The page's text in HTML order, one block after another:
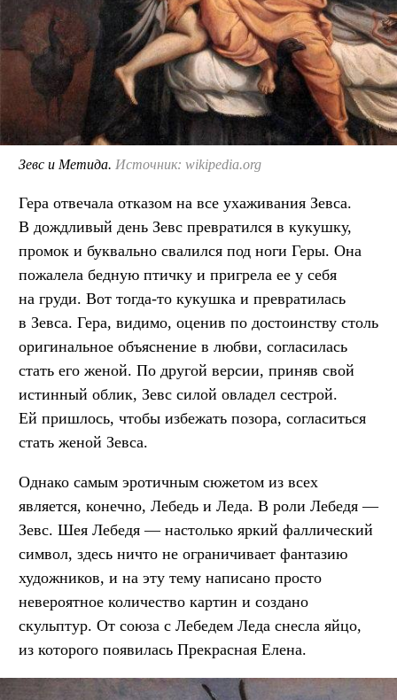
Зевс и Метида. Источник: wikipedia.org
Гера отвечала отказом на все ухаживания Зевса.
В дождливый день Зевс превратился в кукушку,
промок и буквально свалился под ноги Геры. Она
пожалела бедную птичку и пригрела ее у себя
на груди. Вот тогда-то кукушка и превратилась
в Зевса. Гера, видимо, оценив по достоинству столь
оригинальное объяснение в любви, согласилась
стать его женой. По другой версии, приняв свой
истинный облик, Зевс силой овладел сестрой.
Ей пришлось, чтобы избежать позора, согласиться
стать женой Зевса.
Однако самым эротичным сюжетом из всех
является, конечно, Лебедь и Леда. В роли Лебедя —
Зевс. Шея Лебедя — настолько яркий фаллический
символ, здесь ничто не ограничивает фантазию
художников, и на эту тему написано просто
невероятное количество картин и создано
скульптур. От союза с Лебедем Леда снесла яйцо,
из которого появилась Прекрасная Елена.